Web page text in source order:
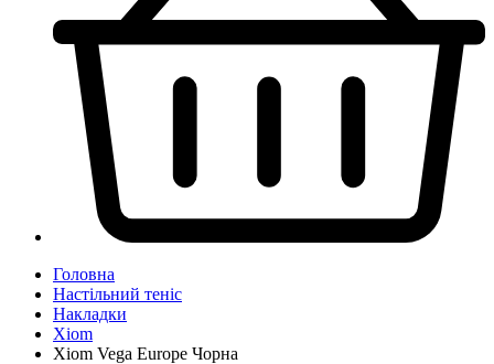
Головна
Настільний теніс
Накладки
Xiom
Xiom Vega Europe Чорна